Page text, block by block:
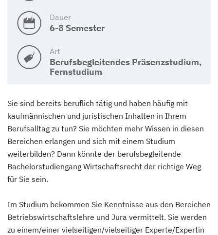
Dauer
6-8 Semester
Art
Berufsbegleitendes Präsenzstudium,
Fernstudium
Sie sind bereits beruflich tätig und haben häufig mit
kaufmännischen und juristischen Inhalten in Ihrem
Berufsalltag zu tun? Sie möchten mehr Wissen in diesen
Bereichen erlangen und sich mit einem Studium
weiterbilden? Dann könnte der berufsbegleitende
Bachelorstudiengang Wirtschaftsrecht der richtige Weg
für Sie sein.
Im Studium bekommen Sie Kenntnisse aus den Bereichen
Betriebswirtschaftslehre und Jura vermittelt. Sie werden
zu einem/einer vielseitigen/vielseitiger Experte/Expertin